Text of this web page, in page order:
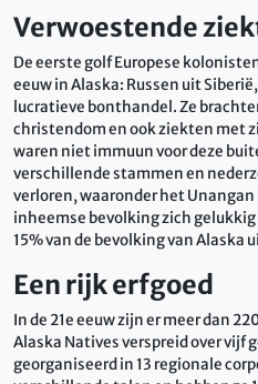
Verwoestende
De eerste golf Europese
eeuw in Alaska: Russen uit
lucratieve bonthandel. Ze
christendom en ook ziekten met
waren niet immuun voor deze
verschillende stammen en
verloren, waaronder het
inheemse bevolking zich
15% van de bevolking van Alaska
Een rijk erfgoed
In de 21e eeuw zijn er meer dan
Alaska Natives verspreid over vijf
georganiseerd in 13 regionale